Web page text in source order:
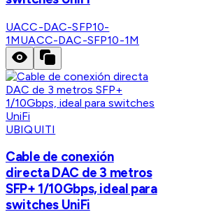
UACC-DAC-SFP10-
1MUACC-DAC-SFP10-1M
UBIQUITI
Cable de conexión
directa DAC de 3 metros
SFP+ 1/10Gbps, ideal para
switches UniFi